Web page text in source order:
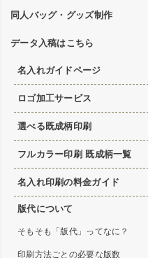
同人バッグ・グッズ制作
データ入稿はこちら
名入れガイドページ
ロゴ加工サービス
選べる既成柄印刷
フルカラー印刷 既成柄一覧
名入れ印刷の料金ガイド
版代について
そもそも「版代」ってなに？
印刷方法ごとの必要な版数